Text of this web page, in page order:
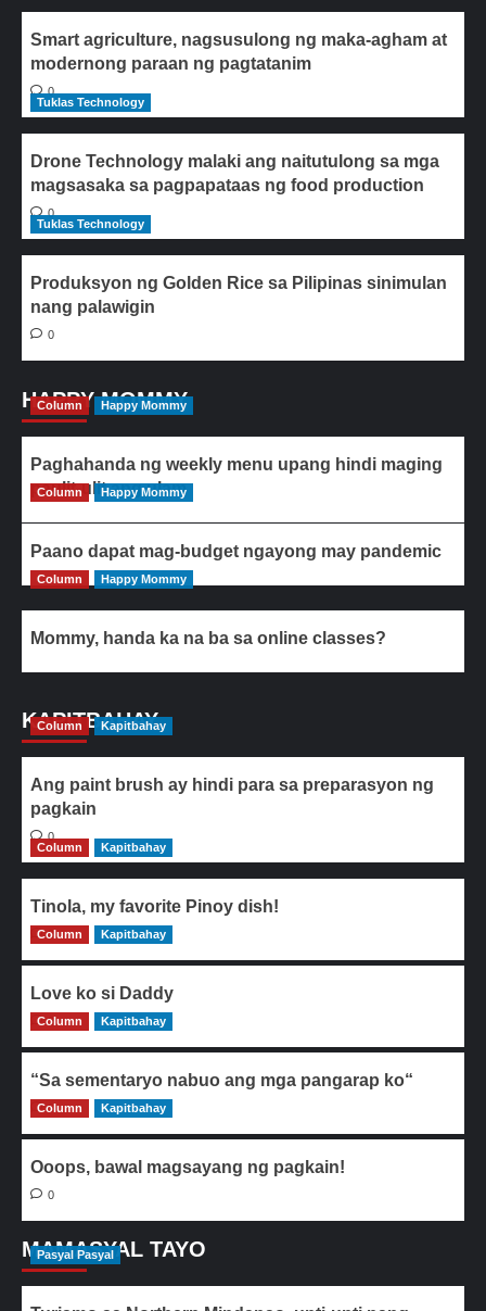
Smart agriculture, nagsusulong ng maka-agham at
modernong paraan ng pagtatanim
0
Tuklas Technology
Drone Technology malaki ang naitutulong sa mga
magsasaka sa pagpapataas ng food production
0
Tuklas Technology
Produksyon ng Golden Rice sa Pilipinas sinimulan
nang palawigin
0
HAPPY MOMMY
Column Happy Mommy
Paghahanda ng weekly menu upang hindi maging
paulit-ulit ang ulam
Column Happy Mommy
Paano dapat mag-budget ngayong may pandemic
Column Happy Mommy
Mommy, handa ka na ba sa online classes?
KAPITBAHAY
Column Kapitbahay
Ang paint brush ay hindi para sa preparasyon ng
pagkain
0
Column
Kapitbahay
Tinola, my favorite Pinoy dish!
0
Column Kapitbahay
Love ko si Daddy
0
Column Kapitbahay
“Sa sementaryo nabuo ang mga pangarap ko“
0
Column Kapitbahay
Ooops, bawal magsayang ng pagkain!
0
MAMASYAL TAYO
Pasyal Pasyal